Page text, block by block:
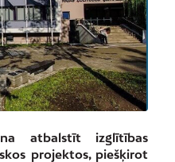
atbalstīt izglītības
projektos, piešķirot